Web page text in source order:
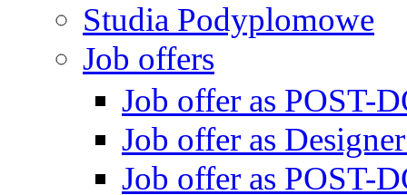
Studia Podyplomowe
Job offers
Job offer as POST-
Job offer as
Job offer as POST-